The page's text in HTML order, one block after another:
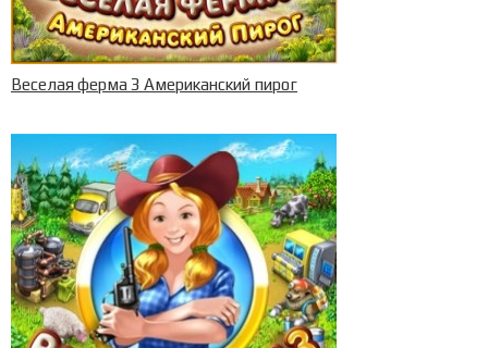
Веселая ферма 3 Американский пирог